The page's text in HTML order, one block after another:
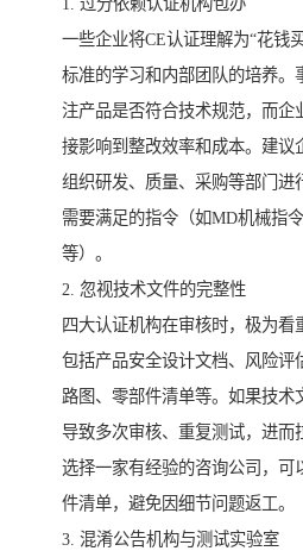
1. 过分依赖认证机构包办
一些企业将CE认证理解为“花钱
标准的学习和内部团队的培养。
注产品是否符合技术规范，而企
接影响到整改效率和成本。建议
组织研发、质量、采购等部门进
需要满足的指令（如MD机械指
等）。
2. 忽视技术文件的完整性
四大认证机构在审核时，极为看
包括产品安全设计文档、风险评
路图、零部件清单等。如果技术
导致多次审核、重复测试，进而
选择一家有经验的咨询公司，可
件清单，避免因细节问题返工。
3. 混淆公告机构与测试实验室